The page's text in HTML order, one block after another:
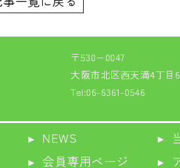
〒530−0047
大阪市北区西天満4丁目
Tel:06-6361-0546
▸ NEWS
▸
▸ 会員専用ページ ▸